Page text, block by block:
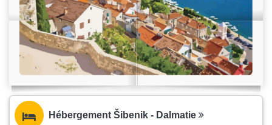
Hébergement Šibenik - Dalmatie